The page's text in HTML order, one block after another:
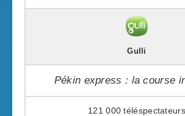
Gulli
Pékin express : la course
121 000